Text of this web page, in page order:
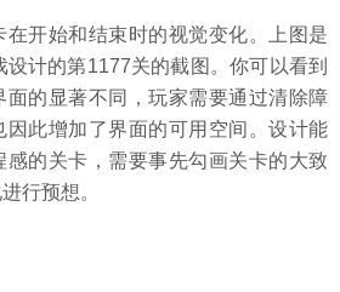
开始和结束时的视觉变化。上图是
计的第1177关的截图。你可以看到
面的显著不同，玩家需要通过清除障
因此增加了界面的可用空间。设计能
感的关卡，需要事先勾画关卡的大致
行预想。